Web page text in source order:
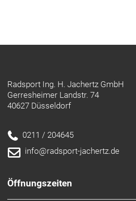
Radsport Ing. H. Jachertz GmbH
Gerresheimer Landstr. 74
40627 Düsseldorf
0211 / 204645
info@radsport-jachertz.de
Öffnungszeiten